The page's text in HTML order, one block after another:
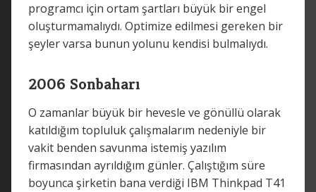
programcı için ortam şartları büyük bir engel
oluşturmamalıydı. Optimize edilmesi gereken bir
şeyler varsa bunun yolunu kendisi bulmalıydı.
2006 Sonbaharı
O zamanlar büyük bir hevesle ve gönüllü olarak
katıldığım topluluk çalışmalarım nedeniyle bir
vakit benden savunma istemiş yazılım
firmasından ayrıldığım günler. Çalıştığım süre
boyunca şirketin bana verdiği IBM Thinkpad T41